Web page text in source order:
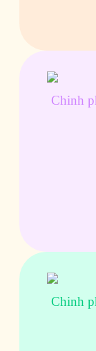
Chinh
Chinh